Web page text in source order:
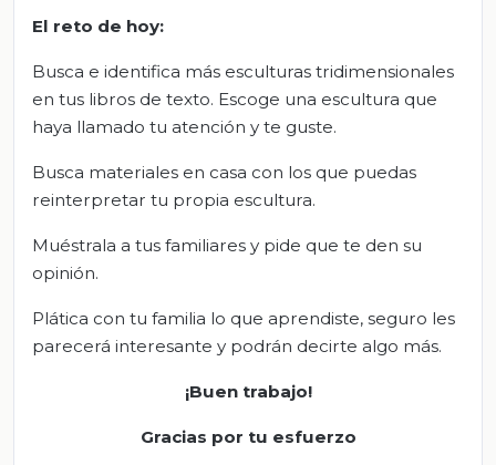
El reto de hoy:
Busca e identifica más esculturas tridimensionales
en tus libros de texto. Escoge una escultura que
haya llamado tu atención y te guste.
Busca materiales en casa con los que puedas
reinterpretar tu propia escultura.
Muéstrala a tus familiares y pide que te den su
opinión.
Plática con tu familia lo que aprendiste, seguro les
parecerá interesante y podrán decirte algo más.
¡Buen trabajo!
Gracias por tu esfuerzo